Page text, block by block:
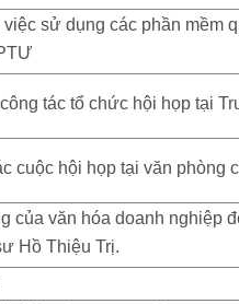
sử dụng các phần mềm
tác tổ chức hội họp tại
cuộc hội họp tại văn phòng
của văn hóa doanh nghiệp
Hồ Thiệu Trị.